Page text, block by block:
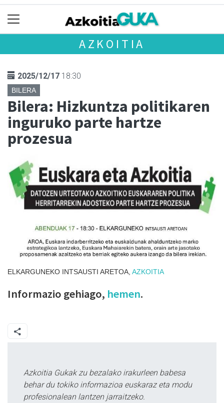
AZKOITIA
2025/12/17 18:30
BILERA
Bilera: Hizkuntza politikaren
inguruko parte hartze
prozesua
ELKARGUNEKO INTSAUSTI ARETOA, AZKOITIA
Informazio gehiago, hemen.
Azkoitia Gukak zu bezalako irakurleen babesa
behar du tokiko informazioa euskaraz eta modu
profesionalean lantzen jarraitzeko.